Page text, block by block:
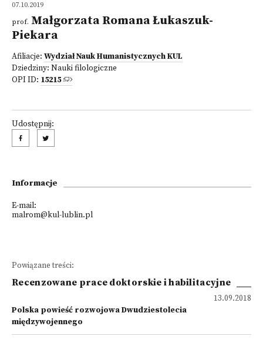
07.10.2019
prof. Małgorzata Romana Łukaszuk-
Piekara
Afiliacje: Wydział Nauk Humanistycznych KUL
Dziedziny: Nauki filologiczne
OPI ID: 15215
Udostępnij:
Informacje
E-mail:
malrom@kul-lublin.pl
Powiązane treści:
Recenzowane prace doktorskie i habilitacyjne
13.09.2018
Polska powieść rozwojowa Dwudziestolecia
międzywojennego